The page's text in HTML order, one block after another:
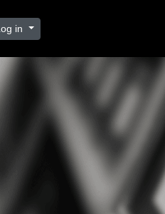
in